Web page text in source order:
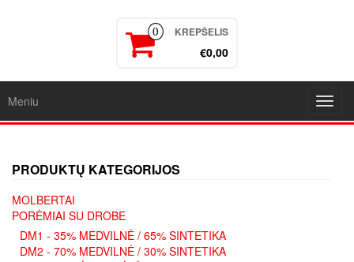
0 KREPŠELIS
€0,00
Meniu
PRODUKTŲ KATEGORIJOS
MOLBERTAI
PORĖMIAI SU DROBE
DM1 - 35% MEDVILNĖ / 65% SINTETIKA
DM2 - 70% MEDVILNĖ / 30% SINTETIKA